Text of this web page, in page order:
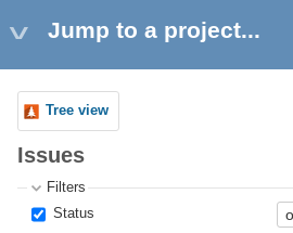
Jump to a project...
Tree view
Issues
Filters
Status